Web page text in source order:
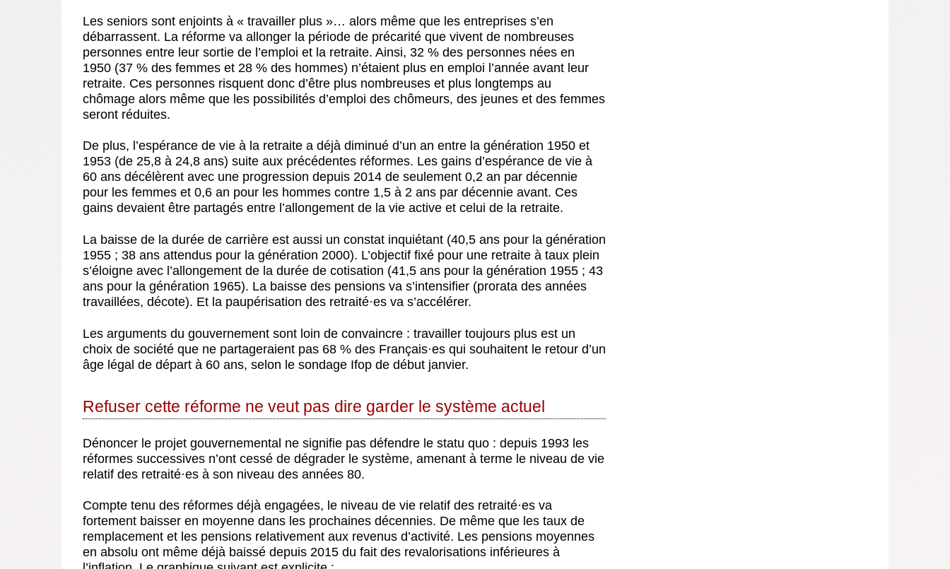
Les seniors sont enjoints à « travailler plus »… alors même que les entreprises s’en
débarrassent. La réforme va allonger la période de précarité que vivent de nombreuses
personnes entre leur sortie de l’emploi et la retraite. Ainsi, 32 % des personnes nées en
1950 (37 % des femmes et 28 % des hommes) n’étaient plus en emploi l’année avant leur
retraite. Ces personnes risquent donc d’être plus nombreuses et plus longtemps au
chômage alors même que les possibilités d’emploi des chômeurs, des jeunes et des femmes
seront réduites.
De plus, l’espérance de vie à la retraite a déjà diminué d’un an entre la génération 1950 et
1953 (de 25,8 à 24,8 ans) suite aux précédentes réformes. Les gains d’espérance de vie à
60 ans décélèrent avec une progression depuis 2014 de seulement 0,2 an par décennie
pour les femmes et 0,6 an pour les hommes contre 1,5 à 2 ans par décennie avant. Ces
gains devaient être partagés entre l’allongement de la vie active et celui de la retraite.
La baisse de la durée de carrière est aussi un constat inquiétant (40,5 ans pour la génération
1955 ; 38 ans attendus pour la génération 2000). L’objectif fixé pour une retraite à taux plein
s’éloigne avec l’allongement de la durée de cotisation (41,5 ans pour la génération 1955 ; 43
ans pour la génération 1965). La baisse des pensions va s’intensifier (prorata des années
travaillées, décote). Et la paupérisation des retraité·es va s’accélérer.
Les arguments du gouvernement sont loin de convaincre : travailler toujours plus est un
choix de société que ne partageraient pas 68 % des Français·es qui souhaitent le retour d’un
âge légal de départ à 60 ans, selon le sondage Ifop de début janvier.
Refuser cette réforme ne veut pas dire garder le système actuel
Dénoncer le projet gouvernemental ne signifie pas défendre le statu quo : depuis 1993 les
réformes successives n’ont cessé de dégrader le système, amenant à terme le niveau de vie
relatif des retraité·es à son niveau des années 80.
Compte tenu des réformes déjà engagées, le niveau de vie relatif des retraité·es va
fortement baisser en moyenne dans les prochaines décennies. De même que les taux de
remplacement et les pensions relativement aux revenus d’activité. Les pensions moyennes
en absolu ont même déjà baissé depuis 2015 du fait des revalorisations inférieures à